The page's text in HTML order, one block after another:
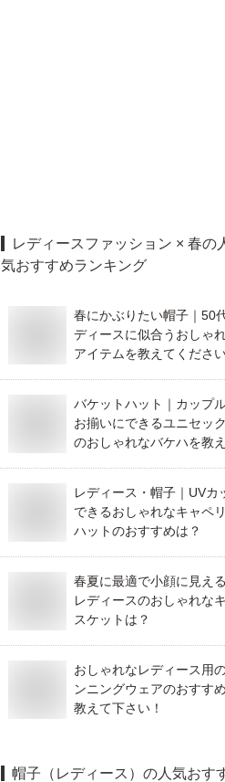
レディースファッション × 春の
気おすすめランキング
春にかぶりたい帽子｜50
ディースに似合うおしゃ
アイテムを教えてください
バケットハット｜カップ
お揃いにできるユニセッ
のおしゃれなバケハを教え
レディース・帽子｜UVカ
できるおしゃれなキャペ
ハットのおすすめは？
春夏に最適で小顔に見える
レディースのおしゃれな
スケットは？
おしゃれなレディース用
ンニングウェアのおすす
教えて下さい！
帽子（レディース） の人気おす